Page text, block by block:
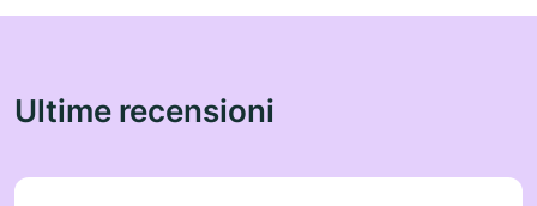
Ultime recensioni